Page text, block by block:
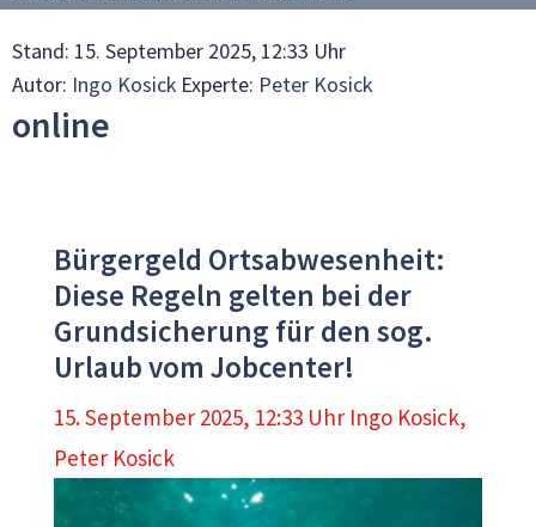
Stand: 15. September 2025, 12:33 Uhr
Autor: Ingo Kosick Experte: Peter Kosick
online
Bürgergeld Ortsabwesenheit:
Diese Regeln gelten bei der
Grundsicherung für den sog.
Urlaub vom Jobcenter!
15. September 2025, 12:33 Uhr Ingo Kosick,
Peter Kosick